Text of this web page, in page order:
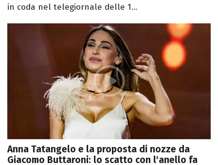
in coda nel telegiornale delle 1...
Anna Tatangelo e la proposta di nozze da
Giacomo Buttaroni: lo scatto con l'anello fa